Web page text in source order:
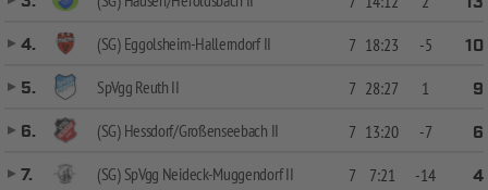
4.
(SG) Eggolsheim-Hallerndorf II 7 18:23 -5
10
5.
SpVgg Reuth II 7 28:27 1
9
6.
(SG) Hessdorf/Großenseebach II 7 13:20 -7
6
7.
(SG) SpVgg Neideck-Muggendorf II 7 7:21 -14
4